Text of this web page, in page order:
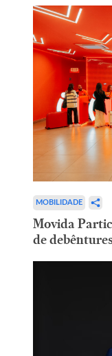
MOBILIDADE
Movida
de